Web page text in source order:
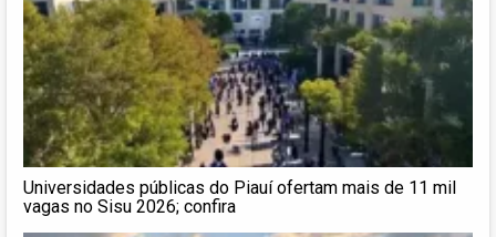
Universidades públicas do Piauí ofertam mais de 11 mil
vagas no Sisu 2026; confira